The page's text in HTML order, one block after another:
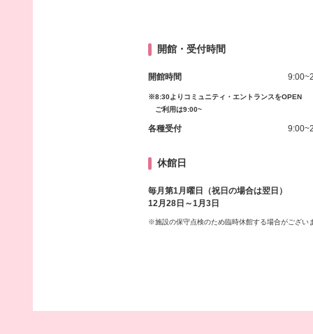
開館・受付時間
開館時間
※8:30よりコミュニティ・エントランスをOPEN
ご利用は9:00~
各種受付
休館日
毎月第1月曜日（祝日の場合は翌日）
12月28日～1月3日
※施設の保守点検のため臨時休館する場合がござい